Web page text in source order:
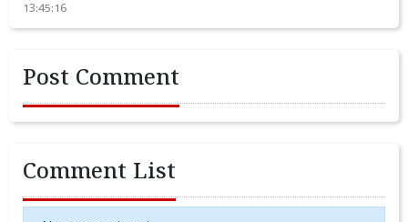
13:45:16
Post Comment
Comment List